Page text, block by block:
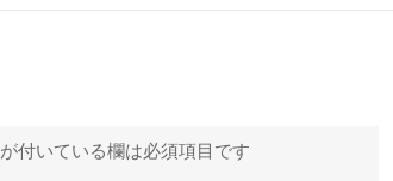
が付いている欄は必須項目です